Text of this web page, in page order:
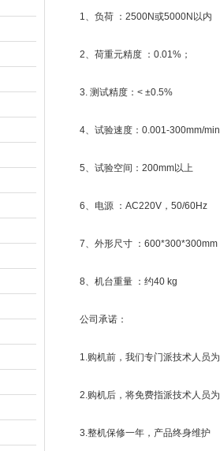
1、负荷 ：2500N或5000N以内
2、荷重元精度 ：0.01%；
3. 测试精度：< ±0.5%
4、试验速度：0.001-300mm/min
5、试验空间：200mm以上
6、电源 ：AC220V，50/60Hz
7、外形尺寸 ：600*300*300mm
8、机台重量 ：约40 kg
公司承诺：
1.购机前，我们专门派技术人员为
2.购机后，将免费指派技术人员为
3.整机保修一年，产品终身维护